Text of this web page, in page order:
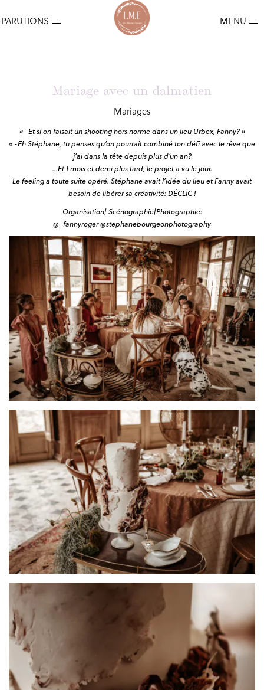
Mariage avec un dalmatien
Mariages
« -Et si on faisait un shooting hors norme dans un lieu Urbex, Fanny? »
« -Eh Stéphane, tu penses qu’on pourrait combiné ton défi avec le rêve que
j’ai dans la tête depuis plus d’un an?
…Et 1 mois et demi plus tard, le projet a vu le jour.
Le feeling a toute suite opéré. Stéphane avait l’idée du lieu et Fanny avait
besoin de libérer sa créativité: DÉCLIC !
Organisation| Scénographie|Photographie:
@_fannyroger@stephanebourgeonphotography